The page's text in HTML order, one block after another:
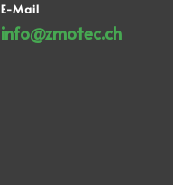
E-Mail
info@zmotec.ch